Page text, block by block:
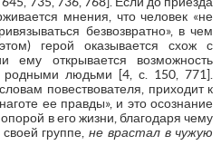
мнения, что человек «не
безвозвратно», в чем
герой оказывается схож с
ему открывается возможность
родными людьми [4, с. 150, 771].
повествователя, приходит к
ее правды», и это осознание
в его жизни, благодаря чему
группе, не врастал в чужую